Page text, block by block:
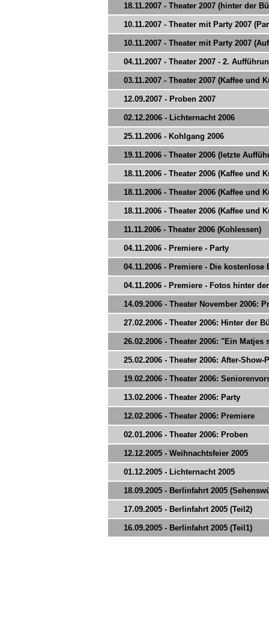
18.11.2007 - Theater 2007 (hinter der
10.11.2007 - Theater mit Party 2007
10.11.2007 - Theater mit Party 2007
04.11.2007 - Theater 2007 - 2.
03.11.2007 - Theater 2007 (Kaffee und
12.09.2007 - Proben 2007
02.12.2006 - Lichternacht 2006
25.11.2006 - Kohlgang 2006
19.11.2006 - Theater 2006 (letzte
18.11.2006 - Theater 2006 (Kaffee und
18.11.2006 - Theater 2006 (Kaffee und
18.11.2006 - Theater 2006 (Kaffee und
11.11.2006 - Theater 2006 (Kohlessen)
04.11.2006 - Premiere - Party
04.11.2006 - Premiere - Die kostenlose
04.11.2006 - Premiere - Fotos hinter
14.09.2006 - Theater November 2006:
27.02.2006 - Theater 2006: Hinter der
26.02.2006 - Theater 2006: "Ein
25.02.2006 - Theater 2006: After-Show-
19.02.2006 - Theater 2006:
13.02.2006 - Theater 2006: Party
12.02.2006 - Theater 2006: Premiere
02.01.2006 - Theater 2006: Proben
12.12.2005 - Weihnachtsfeier 2005
01.12.2005 - Lichternacht 2005
18.09.2005 - Berlinfahrt 2005
17.09.2005 - Berlinfahrt 2005 (Teil2)
16.09.2005 - Berlinfahrt 2005 (Teil1)